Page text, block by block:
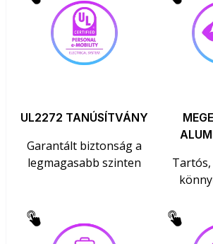
UL2272 TANÚSÍTVÁNY
Garantált biztonság a
legmagasabb szinten